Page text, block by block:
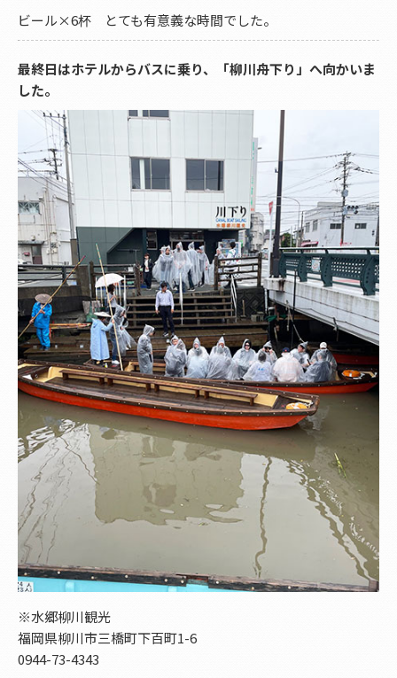
ビール×6杯 とても有意義な時間でした。
最終日はホテルからバスに乗り、「柳川舟下り」へ向かいま
した。
※水郷柳川観光
福岡県柳川市三橋町下百町1-6
0944-73-4343